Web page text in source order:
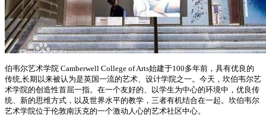
伯韦尔艺术学院 Camberwell College of Arts始建于100多年前，具有优良的
传统,长期以来被认为是英国一流的艺术、设计学院之一。今天，坎伯韦尔艺
术学院的创造性首屈一指。在一个友好的、以学生为中心的环境中，优良传
统、新的思维方式，以及世界水平的教学，三者有机结合在一起。坎伯韦尔
艺术学院位于伦敦南沃克的一个激动人心的艺术社区中心。